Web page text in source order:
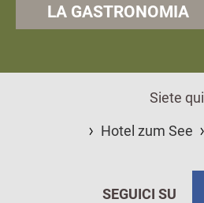
LA GASTRONOMIA
Siete qui
Hotel zum See
SEGUICI SU